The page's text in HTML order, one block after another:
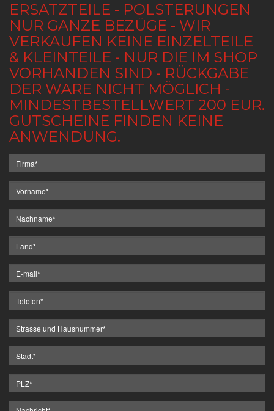
ERSATZTEILE - POLSTERUNGEN
NUR GANZE BEZÜGE - WIR
VERKAUFEN KEINE EINZELTEILE
& KLEINTEILE - NUR DIE IM SHOP
VORHANDEN SIND - RÜCKGABE
DER WARE NICHT MÖGLICH -
MINDESTBESTELLWERT 200 EUR.
GUTSCHEINE FINDEN KEINE
ANWENDUNG.